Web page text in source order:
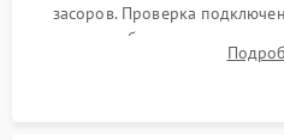
засоров. Проверка
жалоб на отсутствие
разбрызгивателей или